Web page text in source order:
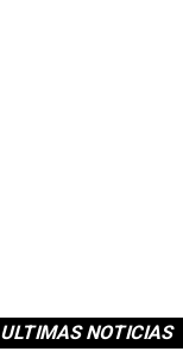
ULTIMAS NOTICIAS